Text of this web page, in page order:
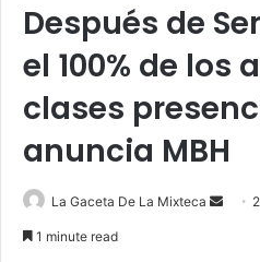
Después de
el 100% de los
clases
anuncia MBH
La Gaceta De La Mixteca
Send
1 minute read